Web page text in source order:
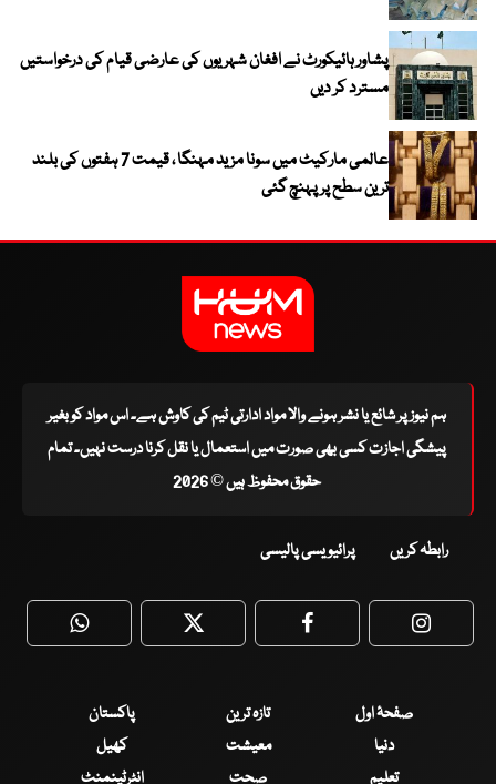
پشاور ہائیکورٹ نے افغان شہریوں کی عارضی قیام کی درخواستیں
مسترد کر دیں
عالمی مارکیٹ میں سونا مزید مہنگا ، قیمت 7 ہفتوں کی بلند
ترین سطح پر پہنچ گئی
ہم نیوز پر شائع یا نشر ہونے والا مواد ادارتی ٹیم کی کاوش ہے۔ اس مواد کو بغیر
پیشگی اجازت کسی بھی صورت میں استعمال یا نقل کرنا درست نہیں۔ تمام
حقوق محفوظ ہیں © 2026
رابطہ کریں پرائیویسی پالیسی
WhatsApp Twitter Facebook
صفحۂ اول تازہ ترین
پاکستان
دنیا
معیشت
کھیل
تعلیم
صحت انٹرٹینمنٹ